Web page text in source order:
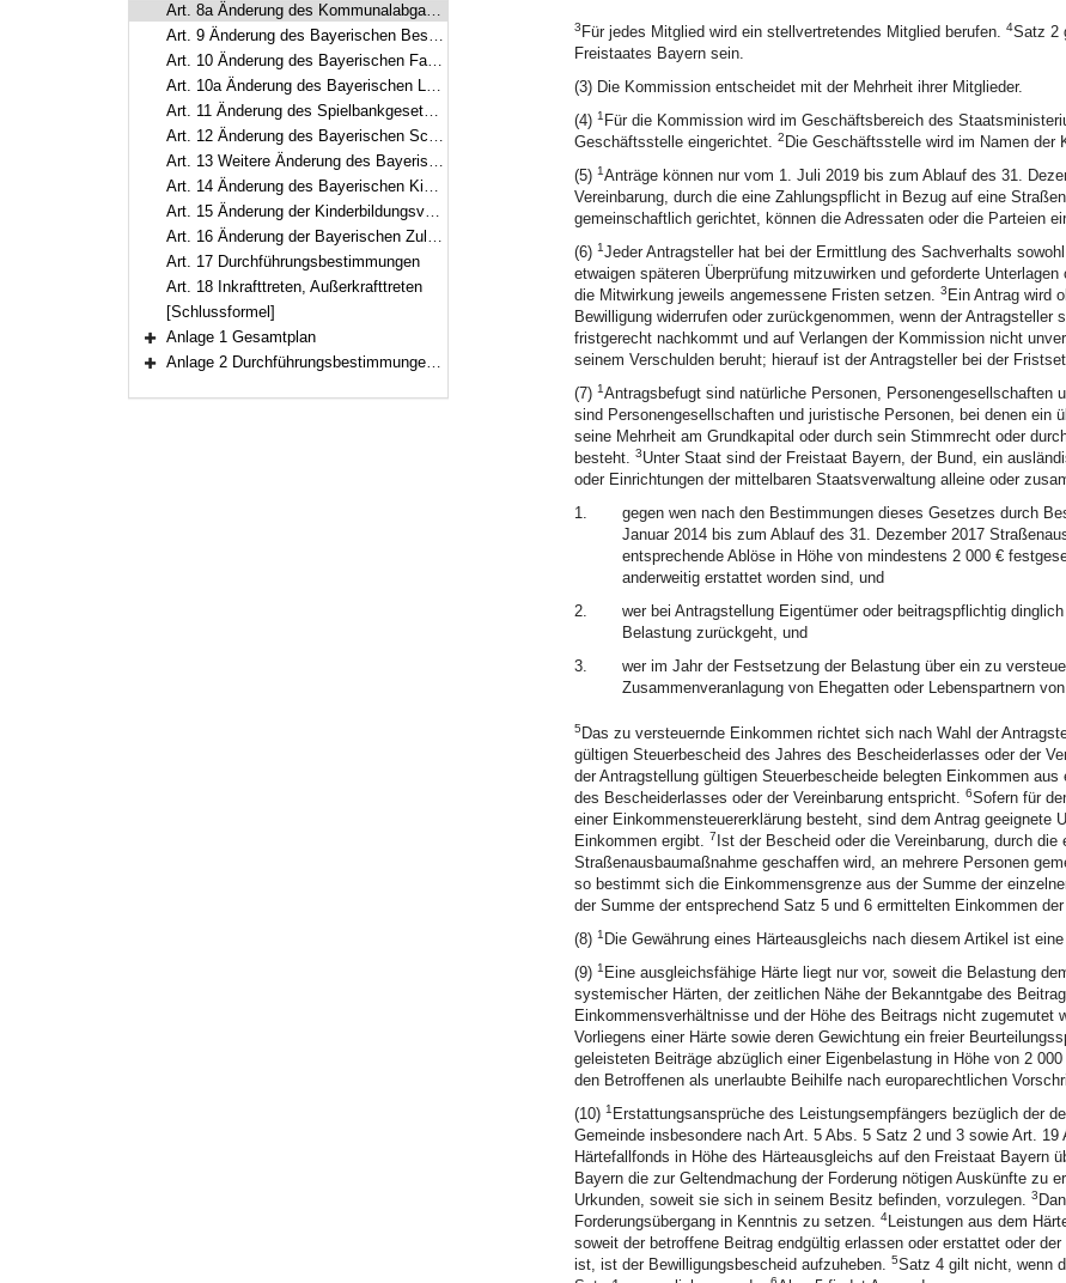
Art. 8a Änderung des Kommunalabgabengesetzes
Art. 9 Änderung des Bayerischen Besoldungsgesetzes
Art. 10 Änderung des Bayerischen Familiengeldgesetzes
Art. 10a Änderung des Bayerischen Landespflegegeldgesetzes
Art. 11 Änderung des Spielbankgesetzes
Art. 12 Änderung des Bayerischen Schulfinanzierungsgesetzes
Art. 13 Weitere Änderung des Bayerischen Schulfinanzierungsgesetzes
Art. 14 Änderung des Bayerischen Kinderbildungs- und -betreuungsgesetzes
Art. 15 Änderung der Kinderbildungsverordnung
Art. 16 Änderung der Bayerischen Zulagenverordnung
Art. 17 Durchführungsbestimmungen
Art. 18 Inkrafttreten, Außerkrafttreten
[Schlussformel]
Bereich erweitern
Anlage 1 Gesamtplan
Anlage 2 Durchführungsbestimmungen zum Haushaltsgesetz 2019/2020 (DBestHG 2019/2020)
3 Für jedes Mitglied wird ein stellvertretendes Mitglied berufen. 4Satz 2
Freistaates Bayern sein.
(3) Die Kommission entscheidet mit der Mehrheit ihrer Mitglieder.
(4) 1 Für die Kommission wird im Geschäftsbereich des
Geschäftsstelle eingerichtet. 2 Die Geschäftsstelle wird im Namen der
(5) 1Anträge können nur vom 1. Juli 2019 bis zum Ablauf des 31.
Vereinbarung, durch die eine Zahlungspflicht in Bezug auf eine
gemeinschaftlich gerichtet, können die Adressaten oder die Parteien
(6) 1Jeder Antragsteller hat bei der Ermittlung des Sachverhalts
etwaigen späteren Überprüfung mitzuwirken und geforderte
die Mitwirkung jeweils angemessene Fristen setzen. 3 Ein Antrag wird
Bewilligung widerrufen oder zurückgenommen, wenn der
fristgerecht nachkommt und auf Verlangen der Kommission nicht
seinem Verschulden beruht; hierauf ist der Antragsteller bei der
(7) 1Antragsbefugt sind natürliche Personen, Personengesellschaften
sind Personengesellschaften und juristische Personen, bei denen ein
seine Mehrheit am Grundkapital oder durch sein Stimmrecht oder
besteht. 3Unter Staat sind der Freistaat Bayern, der Bund, ein
oder Einrichtungen der mittelbaren Staatsverwaltung alleine oder
1.
gegen wen nach den Bestimmungen dieses Gesetzes durch
Januar 2014 bis zum Ablauf des 31. Dezember 2017
entsprechende Ablöse in Höhe von mindestens 2 000 €
anderweitig erstattet worden sind, und
2.
wer bei Antragstellung Eigentümer oder beitragspflichtig
Belastung zurückgeht, und
3.
wer im Jahr der Festsetzung der Belastung über ein zu
Zusammenveranlagung von Ehegatten oder Lebenspartnern
5 Das zu versteuernde Einkommen richtet sich nach Wahl der
gültigen Steuerbescheid des Jahres des Bescheiderlasses oder der
der Antragstellung gültigen Steuerbescheide belegten Einkommen
des Bescheiderlasses oder der Vereinbarung entspricht. 6Sofern für
einer Einkommensteuererklärung besteht, sind dem Antrag geeignete
Einkommen ergibt. 7 Ist der Bescheid oder die Vereinbarung, durch
Straßenausbaumaßnahme geschaffen wird, an mehrere Personen
so bestimmt sich die Einkommensgrenze aus der Summe der
der Summe der entsprechend Satz 5 und 6 ermittelten Einkommen
(8) 1 Die Gewährung eines Härteausgleichs nach diesem Artikel ist
(9) 1 Eine ausgleichsfähige Härte liegt nur vor, soweit die Belastung
systemischer Härten, der zeitlichen Nähe der Bekanntgabe des
Einkommensverhältnisse und der Höhe des Beitrags nicht zugemutet
Vorliegens einer Härte sowie deren Gewichtung ein freier
geleisteten Beiträge abzüglich einer Eigenbelastung in Höhe von 2 000
den Betroffenen als unerlaubte Beihilfe nach europarechtlichen
(10) 1 Erstattungsansprüche des Leistungsempfängers bezüglich der
Gemeinde insbesondere nach Art. 5 Abs. 5 Satz 2 und 3 sowie Art.
Härtefallfonds in Höhe des Härteausgleichs auf den Freistaat Bayern
Bayern die zur Geltendmachung der Forderung nötigen Auskünfte zu
Urkunden, soweit sie sich in seinem Besitz befinden, vorzulegen. 3
Forderungsübergang in Kenntnis zu setzen. 4Leistungen aus dem
soweit der betroffene Beitrag endgültig erlassen oder erstattet oder
ist, ist der Bewilligungsbescheid aufzuheben. 5Satz 4 gilt nicht, wenn